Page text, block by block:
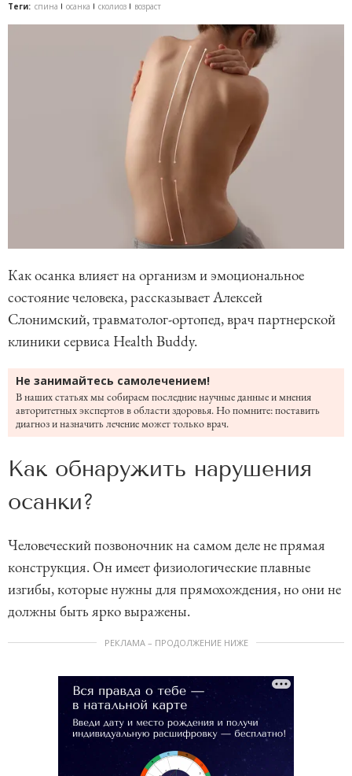
Теги: спина осанка сколиоз возраст
Как осанка влияет на организм и эмоциональное
состояние человека, рассказывает Алексей
Слонимский, травматолог-ортопед, врач партнерской
клиники сервиса Health Buddy.
Не занимайтесь самолечением!
В наших статьях мы собираем последние научные данные и мнения
авторитетных экспертов в области здоровья. Но помните: поставить
диагноз и назначить лечение может только врач.
Как обнаружить нарушения
осанки?
Человеческий позвоночник на самом деле не прямая
конструкция. Он имеет физиологические плавные
изгибы, которые нужны для прямохождения, но они не
должны быть ярко выражены.
РЕКЛАМА – ПРОДОЛЖЕНИЕ НИЖЕ